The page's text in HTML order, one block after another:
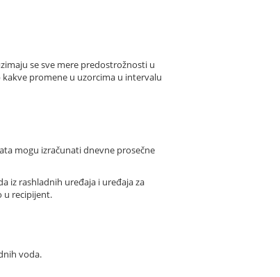
se sve mere predostrožnosti u
kakve promene u uzorcima u intervalu
mogu izračunati dnevne prosečne
iz rashladnih uređaja i uređaja za
u recipijent.
voda.